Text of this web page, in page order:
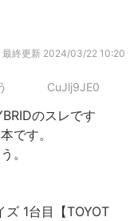
最終更新 2024/03/22 10:20
CuJlj9JE0
のスレです
です。
。
ズ 1台目【TOYOT